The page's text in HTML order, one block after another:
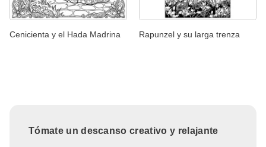
Cenicienta y el Hada Madrina Rapunzel y su larga trenza
Tómate un descanso creativo y relajante